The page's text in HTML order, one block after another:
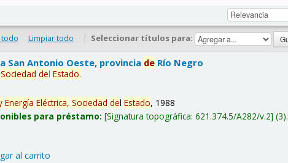
Limpiar todo | Seleccionar títulos para:
San Antonio Oeste, provincia de Río Negro
Sociedad delEstado.
Energía Eléctrica, Sociedad delEstado, 1988
para préstamo: Signatura topográfica:621.374.5/A282/v.2 (3).
al carrito